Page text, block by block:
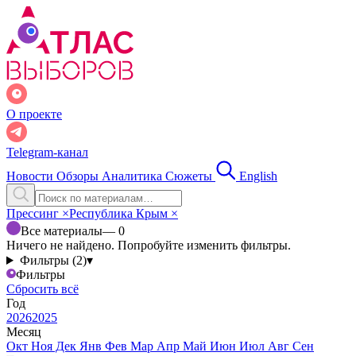
О проекте
Telegram-канал
Новости Обзоры Аналитика Сюжеты English
Прессинг ×Республика Крым ×
Все материалы— 0
Ничего не найдено. Попробуйте изменить фильтры.
Фильтры (2)▾
Фильтры
Сбросить всё
Год
20262025
Месяц
Окт Ноя Дек Янв Фев Мар Апр Май Июн Июл Авг Сен